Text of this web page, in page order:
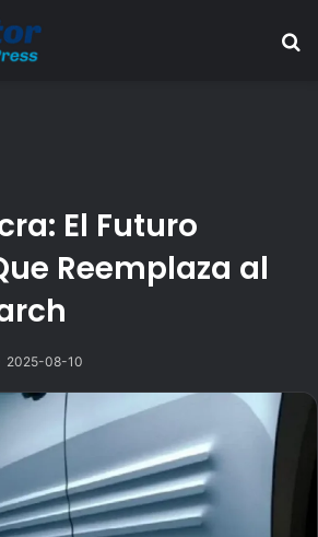
El Futuro
Reemplaza al
2025-08-10